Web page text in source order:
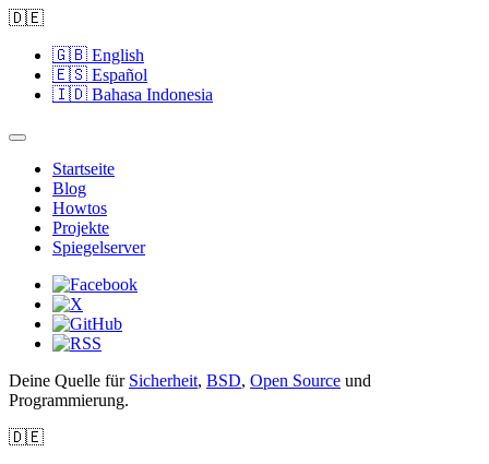
🇩🇪
🇬🇧 English
🇪🇸 Español
🇮🇩 Bahasa Indonesia
Startseite
Blog
Howtos
Projekte
Spiegelserver
Deine Quelle für Sicherheit, BSD, Open Source und
Programmierung.
🇩🇪